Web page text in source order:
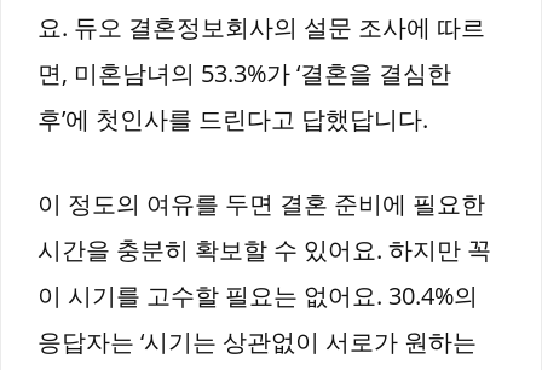
요. 듀오 결혼정보회사의 설문 조사에 따르
면, 미혼남녀의 53.3%가 ‘결혼을 결심한
후’에 첫인사를 드린다고 답했답니다.
이 정도의 여유를 두면 결혼 준비에 필요한
시간을 충분히 확보할 수 있어요. 하지만 꼭
이 시기를 고수할 필요는 없어요. 30.4%의
응답자는 ‘시기는 상관없이 서로가 원하는